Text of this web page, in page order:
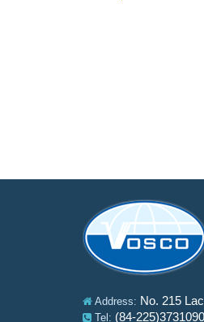
Address: No. 215
Tel: (84-225)3731090